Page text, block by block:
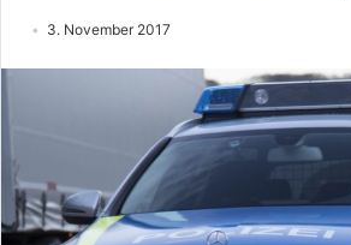
3. November 2017